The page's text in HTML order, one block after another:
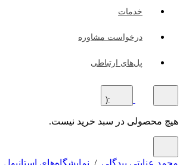
خدمات
درخواست مشاوره
پل‌های ارتباطی
:(
هیچ محصولی در سبد خرید نیست.
محمد عنایتی بیدگلی / نمایشگاه‌های استانبول